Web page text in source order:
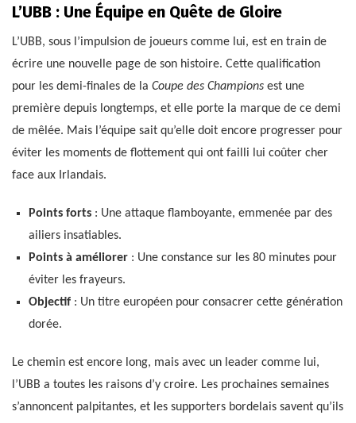
L’UBB : Une Équipe en Quête de Gloire
L’UBB, sous l’impulsion de joueurs comme lui, est en train de
écrire une nouvelle page de son histoire. Cette qualification
pour les demi-finales de la Coupe des Champions est une
première depuis longtemps, et elle porte la marque de ce demi
de mêlée. Mais l’équipe sait qu’elle doit encore progresser pour
éviter les moments de flottement qui ont failli lui coûter cher
face aux Irlandais.
Points forts: Une attaque flamboyante, emmenée par des
ailiers insatiables.
Points à améliorer: Une constance sur les 80 minutes pour
éviter les frayeurs.
Objectif: Un titre européen pour consacrer cette génération
dorée.
Le chemin est encore long, mais avec un leader comme lui,
l’UBB a toutes les raisons d’y croire. Les prochaines semaines
s’annoncent palpitantes, et les supporters bordelais savent qu’ils